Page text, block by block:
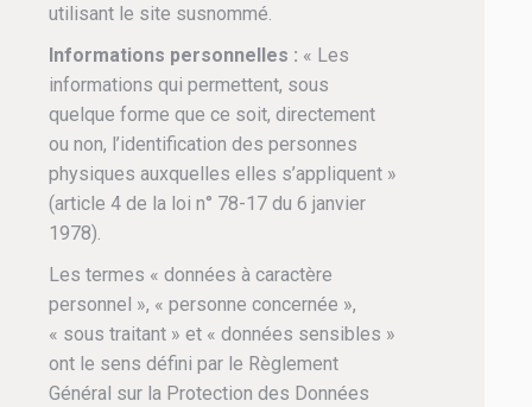
utilisant le site susnommé.
Informations personnelles : « Les
informations qui permettent, sous
quelque forme que ce soit, directement
ou non, l’identification des personnes
physiques auxquelles elles s’appliquent »
(article 4 de la loi n° 78-17 du 6 janvier
1978).
Les termes « données à caractère
personnel », « personne concernée »,
« sous traitant » et « données sensibles »
ont le sens défini par le Règlement
Général sur la Protection des Données